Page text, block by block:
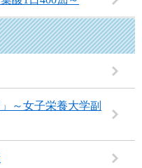
～女子栄養大学副